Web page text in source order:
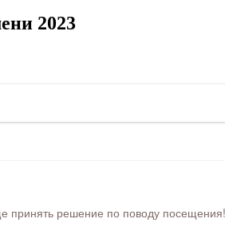
2023
решение по поводу посещения!